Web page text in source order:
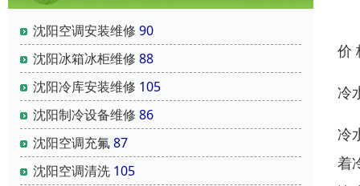
沈阳空调安装维修 90
沈阳冰箱冰柜维修 88
沈阳冷库安装维修 105
沈阳制冷设备维修 86
沈阳空调充氟87
沈阳空调清洗 105
价
冷
冷
着